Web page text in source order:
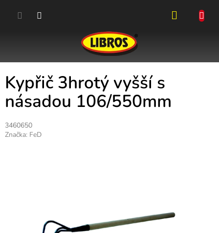
Kypřič 3hrotý vyšší s
násadou 106/550mm
3460650
Značka: FeD